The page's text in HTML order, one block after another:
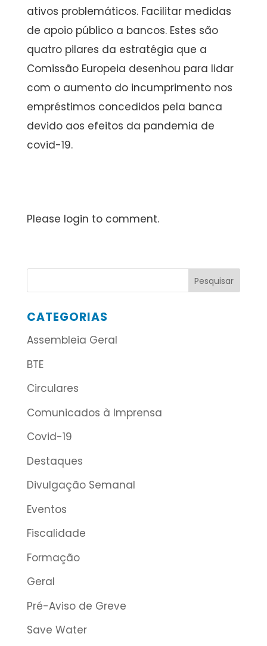
ativos problemáticos. Facilitar medidas
de apoio público a bancos. Estes são
quatro pilares da estratégia que a
Comissão Europeia desenhou para lidar
com o aumento do incumprimento nos
empréstimos concedidos pela banca
devido aos efeitos da pandemia de
covid-19.
Please login to comment.
CATEGORIAS
Assembleia Geral
BTE
Circulares
Comunicados à Imprensa
Covid-19
Destaques
Divulgação Semanal
Eventos
Fiscalidade
Formação
Geral
Pré-Aviso de Greve
Save Water